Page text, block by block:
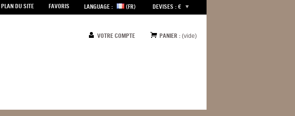
PLAN DU SITE FAVORIS LANGUAGE : (FR) DEVISES : €
VOTRE COMPTE PANIER : (vide)